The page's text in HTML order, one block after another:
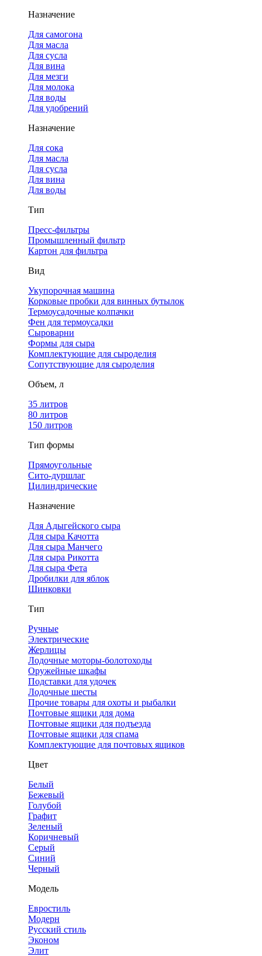
Назначение
Для самогона
Для масла
Для сусла
Для вина
Для мезги
Для молока
Для воды
Для удобрений
Назначение
Для сока
Для масла
Для сусла
Для вина
Для воды
Тип
Пресс-фильтры
Промышленный фильтр
Картон для фильтра
Вид
Укупорочная машина
Корковые пробки для винных бутылок
Термоусадочные колпачки
Фен для термоусадки
Сыроварни
Формы для сыра
Комплектующие для сыроделия
Сопутствующие для сыроделия
Объем, л
35 литров
80 литров
150 литров
Тип формы
Прямоугольные
Сито-дуршлаг
Цилиндрические
Назначение
Для Адыгейского сыра
Для сыра Качотта
Для сыра Манчего
Для сыра Рикотта
Для сыра Фета
Дробилки для яблок
Шинковки
Тип
Ручные
Электрические
Жерлицы
Лодочные моторы-болотоходы
Оружейные шкафы
Подставки для удочек
Лодочные шесты
Прочие товары для охоты и рыбалки
Почтовые ящики для дома
Почтовые ящики для подъезда
Почтовые ящики для спама
Комплектующие для почтовых ящиков
Цвет
Белый
Бежевый
Голубой
Графит
Зеленый
Коричневый
Серый
Синий
Черный
Модель
Евростиль
Модерн
Русский стиль
Эконом
Элит